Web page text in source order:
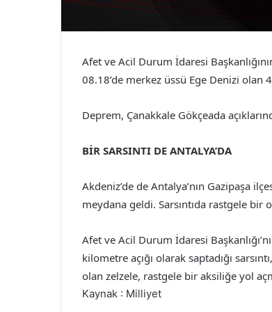
Afet ve Acil Durum İdaresi
08.18’de merkez üssü Ege Denizi olan
Deprem, Çanakkale Gökçeada
BİR SARSINTI DE ANTALYA’DA
Akdeniz’de de Antalya’nın Gazipaşa
meydana geldi. Sarsıntıda rastgele bir
Afet ve Acil Durum İdaresi
kilometre açığı olarak saptadığı
olan zelzele, rastgele bir aksiliğe yol
Kaynak : Milliyet